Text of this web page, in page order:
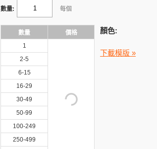
數量: 每個
數量
價格
1
2-5
6-15
16-29
30-49
50-99
100-249
250-499
顏色:
下載模版 »